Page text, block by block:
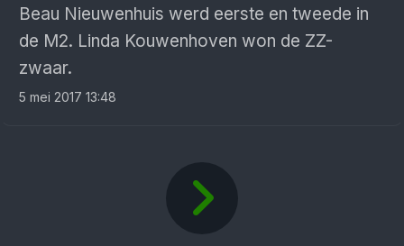
Beau Nieuwenhuis werd eerste en tweede in
de M2. Linda Kouwenhoven won de ZZ-
zwaar.
5 mei 2017 13:48